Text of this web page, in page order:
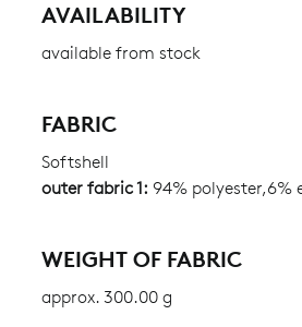
AVAILABILITY
available from stock
FABRIC
Softshell
outer fabric 1: 94% polyester,6%
WEIGHT OF FABRIC
approx. 300.00 g